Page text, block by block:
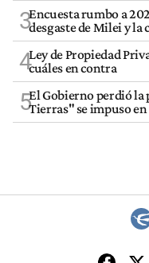
3Encuesta rumbo a
desgaste de Milei y la
4Ley de Propiedad
cuáles en contra
5El Gobierno perdió la
Tierras" se impuso